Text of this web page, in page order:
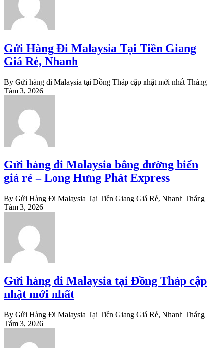
Gửi Hàng Đi Malaysia Tại Tiền Giang
Giá Rẻ, Nhanh
By Gửi hàng đi Malaysia tại Đồng Tháp cập nhật mới nhất Tháng
Tám 3, 2026
Gửi hàng đi Malaysia bằng đường biển
giá rẻ – Long Hưng Phát Express
By Gửi Hàng Đi Malaysia Tại Tiền Giang Giá Rẻ, Nhanh Tháng
Tám 3, 2026
Gửi hàng đi Malaysia tại Đồng Tháp cập
nhật mới nhất
By Gửi Hàng Đi Malaysia Tại Tiền Giang Giá Rẻ, Nhanh Tháng
Tám 3, 2026